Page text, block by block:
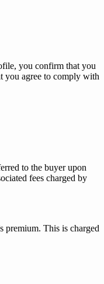
you confirm that you
you agree to comply with
to the buyer upon
fees charged by
premium. This is charged